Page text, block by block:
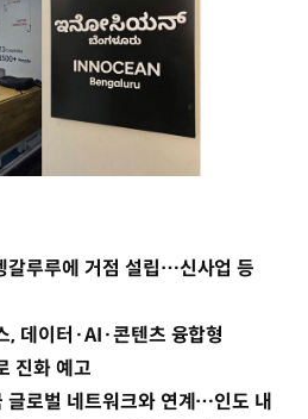
갈루루에 거점 설립…신사업 등
, 데이터·AI·콘텐츠 융합형
진화 예고
글로벌 네트워크와 연계…인도 내